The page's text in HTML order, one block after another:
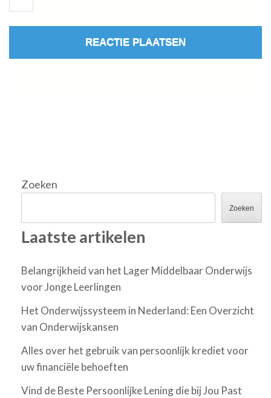
Zoeken
Zoeken
Laatste artikelen
Belangrijkheid van het Lager Middelbaar Onderwijs
voor Jonge Leerlingen
Het Onderwijssysteem in Nederland: Een Overzicht
van Onderwijskansen
Alles over het gebruik van persoonlijk krediet voor
uw financiële behoeften
Vind de Beste Persoonlijke Lening die bij Jou Past